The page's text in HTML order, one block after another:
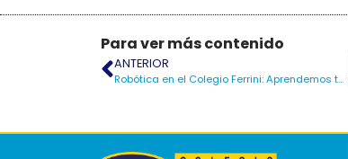
Para ver más contenido
ANTERIOR
Robótica en el Colegio Ferrini: Aprendemos tecnología para el futuro